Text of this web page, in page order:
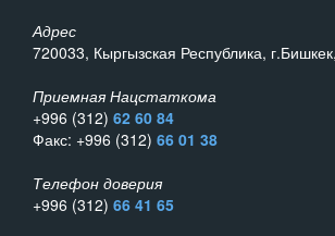
Адрес
720033, Кыргызская Республика,
Приемная Нацстаткома
+996 (312) 62 60 84
Факс: +996 (312) 66 01 38
Телефон доверия
+996 (312) 66 41 65